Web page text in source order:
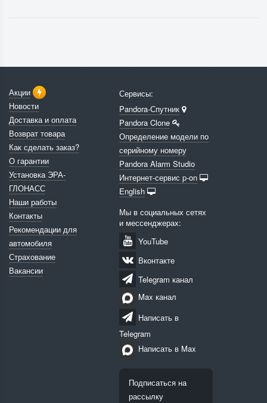
Акции
Новости
Доставка и оплата
Возврат товара
Как сделать заказ?
О гарантии
Установка ЭРА-
ГЛОНАСС
Наши работы
Контакты
Рекомендации для
автомобиля
Страхование
Вакансии
Сервисы:
Pandora-Спутник
Pandora Clone
Определение модели по
серийному номеру
Pandora Alarm Studio
Интернет-сервис p-on
English
Мы в социальных сетях
и мессенджерах:
YouTube
Вконтакте
Telegram канал
Max канал
Написать в
Telegram
Написать в Max
Подписаться на
рассылку